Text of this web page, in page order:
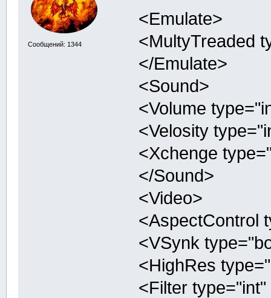
Сообщений: 1344
<Emulate>
<MultyTreaded
</Emulate>
<Sound>
<Volume
<Velosity
<Xchenge
</Sound>
<Video>
<AspectControl
<VSynk
<HighRes
<Filter